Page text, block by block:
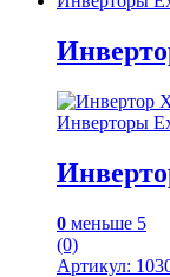
Инверторы
0 меньше 5
(0)
Артикул: